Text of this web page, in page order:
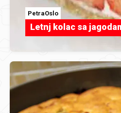
PetraOslo
Letnj kolac sa